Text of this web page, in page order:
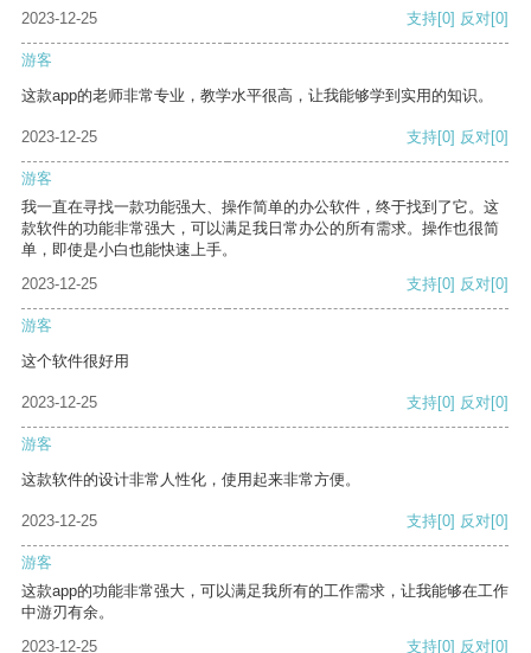
2023-12-25 支持[0] 反对[0]
游客
这款app的老师非常专业，教学水平很高，让我能够学到实用的知识。
2023-12-25 支持[0] 反对[0]
游客
我一直在寻找一款功能强大、操作简单的办公软件，终于找到了它。这
款软件的功能非常强大，可以满足我日常办公的所有需求。操作也很简
单，即使是小白也能快速上手。
2023-12-25
支持[0] 反对[0]
游客
这个软件很好用
2023-12-25 支持[0] 反对[0]
游客
这款软件的设计非常人性化，使用起来非常方便。
2023-12-25 支持[0] 反对[0]
游客
这款app的功能非常强大，可以满足我所有的工作需求，让我能够在工作
中游刃有余。
2023-12-25
支持[0] 反对[0]